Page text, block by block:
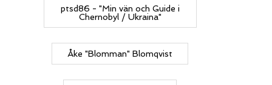
ptsd86 - "Min vän och Guide i
Chernobyl / Ukraina"
Åke "Blomman" Blomqvist